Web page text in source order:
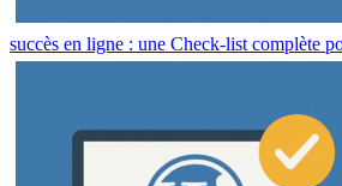
succès en ligne : une Check-list complète